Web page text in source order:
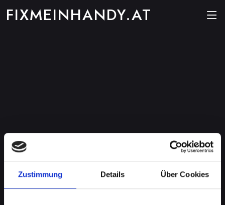
Zustimmung Details Über Cookies
FIXMEINHANDY.AT